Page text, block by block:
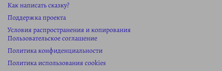
Как написать сказку?
Поддержка проекта
Условия распространения и копирования
Пользовательское соглашение
Политика конфиденциальности
Политика использования cookies